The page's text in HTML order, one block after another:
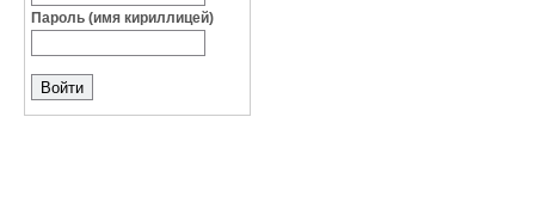
Пароль (имя кириллицей)